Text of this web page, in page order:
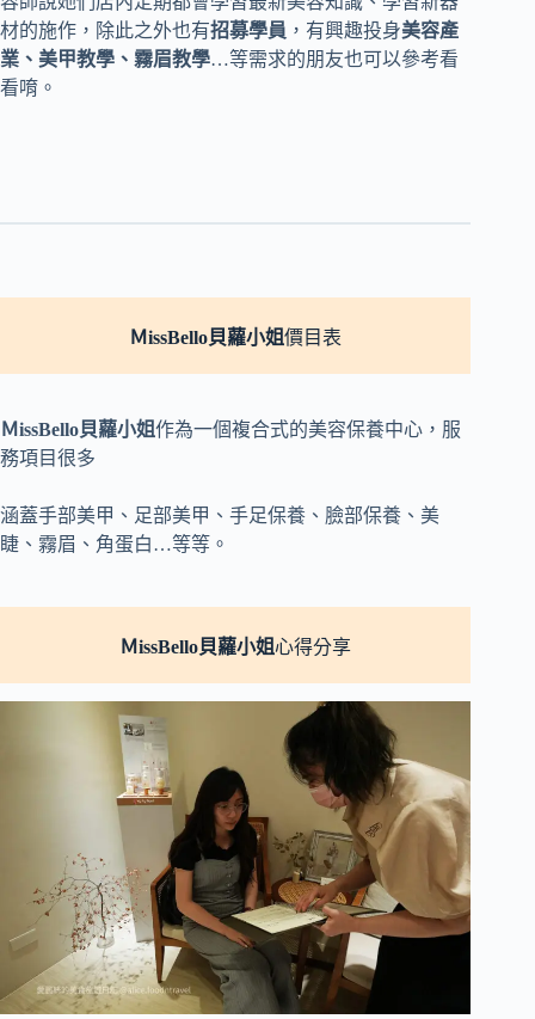
材的施作，除此之外也有招募學員 ，有興趣投身美容產
業、美甲教學、霧眉教學…等需求的朋友也可以參考看
看唷。
ＭissBello貝蘿小姐價目表
ＭissBello貝蘿小姐作為一個複合式的美容保養中心，服
務項目很多
涵蓋手部美甲、足部美甲、手足保養、臉部保養、美
睫、霧眉、角蛋白…等等。
ＭissBello貝蘿小姐心得分享